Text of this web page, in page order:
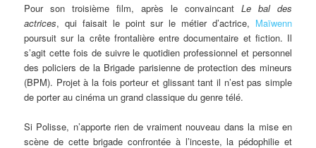
Pourson troisième film, après le convaincant Le bal des
actrices, qui faisait le point sur le métier d’actrice, Maïwenn
poursuit sur la crête frontalière entre documentaire et fiction. Il
s’agit cette fois de suivre le quotidien professionnel et personnel
des policiers de la Brigade parisienne de protection des mineurs
(BPM). Projet à la fois porteur et glissant tant il n’est pas simple
de porter au cinéma un grand classique du genre télé.
Si Polisse, n’apporte rien de vraiment nouveau dans la mise en
scène de cette brigade confrontée à l’inceste, la pédophilie et